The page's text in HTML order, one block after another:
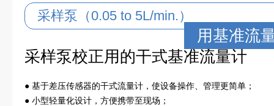
采样泵（0.05 to 5L/min.）
用基准流
采样泵校正用的干式基准流量计
● 基于差压传感器的干式流量计，使设备操作、管理更简单；
● 小型轻量化设计，方便携带至现场；